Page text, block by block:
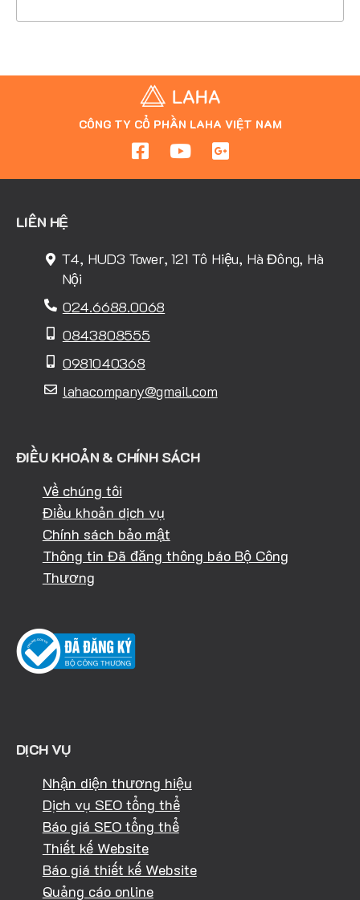
CÔNG TY CỔ PHẦN LAHA VIỆT NAM
LIÊN HỆ
T4, HUD3 Tower, 121 Tô Hiệu, Hà Đông, Hà
Nội
024.6688.0068
0843808555
0981040368
lahacompany@gmail.com
ĐIỀU KHOẢN & CHÍNH SÁCH
Về chúng tôi
Điều khoản dịch vụ
Chính sách bảo mật
Thông tin Đã đăng thông báo Bộ Công
Thương
DỊCH VỤ
Nhận diện thương hiệu
Dịch vụ SEO tổng thể
Báo giá SEO tổng thể
Thiết kế Website
Báo giá thiết kế Website
Quảng cáo online